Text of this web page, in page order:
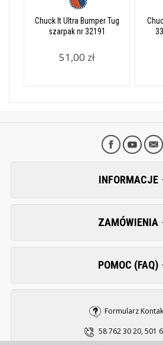
Chuck It Ultra Bumper Tug
szarpak nr 32191
51,00 zł
INFORMACJE
ZAMÓWIENIA
POMOC (FAQ)
Formularz
58 762 30 20, 501